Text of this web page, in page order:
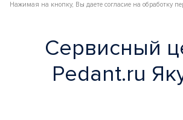
Нажимая на кнопку, Вы даете согласие на обработку
Сервисный
Pedant.ru